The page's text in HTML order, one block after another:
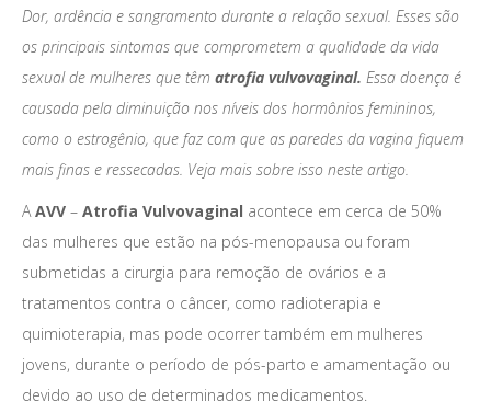
Dor, ardência e sangramento durante a relação sexual. Esses são
os principais sintomas que comprometem a qualidade da vida
sexual de mulheres que têm atrofia vulvovaginal. Essa doença é
causada pela diminuição nos níveis dos hormônios femininos,
como o estrogênio, que faz com que as paredes da vagina fiquem
mais finas e ressecadas. Veja mais sobre isso neste artigo.
AAVV – Atrofia Vulvovaginal acontece em cerca de 50%
das mulheres que estão na pós-menopausa ou foram
submetidas a cirurgia para remoção de ovários e a
tratamentos contra o câncer, como radioterapia e
quimioterapia, mas pode ocorrer também em mulheres
jovens, durante o período de pós-parto e amamentação ou
devido ao uso de determinados medicamentos.